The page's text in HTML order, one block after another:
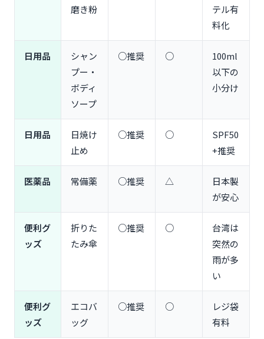
磨き粉
テル有
料化
日用品
シャン
プー・
ボディ
ソープ
○推奨 ○
100ml
以下の
小分け
日用品
日焼け
止め
○推奨 ○
SPF50
+推奨
医薬品 常備薬 ○推奨 △
日本製
が安心
便利グ
ッズ
折りた
たみ傘
○推奨 ○
台湾は
突然の
雨が多
い
便利グ
ッズ
エコバ
ッグ
○推奨 ○
レジ袋
有料